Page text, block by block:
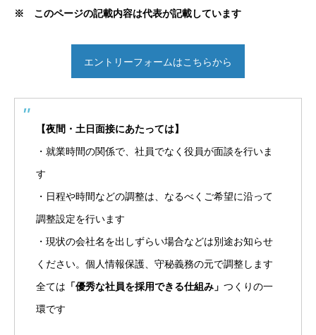
※ このページの記載内容は代表が記載しています
エントリーフォームはこちらから
【夜間・土日面接にあたっては】
・就業時間の関係で、社員でなく役員が面談を行いま
す
・日程や時間などの調整は、なるべくご希望に沿って
調整設定を行います
・現状の会社名を出しずらい場合などは別途お知らせ
ください。個人情報保護、守秘義務の元で調整します
全ては 「優秀な社員を採用できる仕組み」 つくりの一
環です